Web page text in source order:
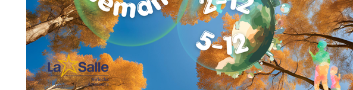
La Salle en el mundo
Vocación lasaliana